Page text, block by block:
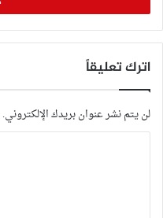
اترك تعليقاً
لن يتم نشر عنوان بريدك الإلكتروني.